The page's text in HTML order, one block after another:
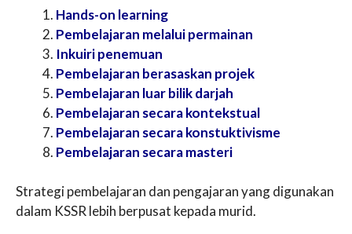
Hands-on learning
Pembelajaran melalui permainan
Inkuiri penemuan
Pembelajaran berasaskan projek
Pembelajaran luar bilik darjah
Pembelajaran secara kontekstual
Pembelajaran secara konstuktivisme
Pembelajaran secara masteri
Strategi pembelajaran dan pengajaran yang digunakan
dalam KSSR lebih berpusat kepada murid.